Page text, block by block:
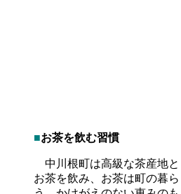
■お茶を飲む習慣
中川根町は高級な茶産地と
お茶を飲み、お茶は町の暮